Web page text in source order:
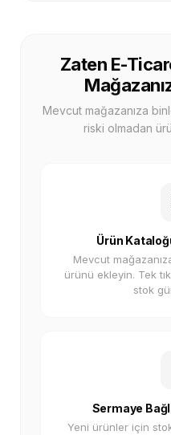
Zaten E-
Mevcut mağazanıza
riski olmadan
Ürün
Mevcut
ürünü ekleyin. Tek
stok
Sermaye
Yeni ürünler için stok